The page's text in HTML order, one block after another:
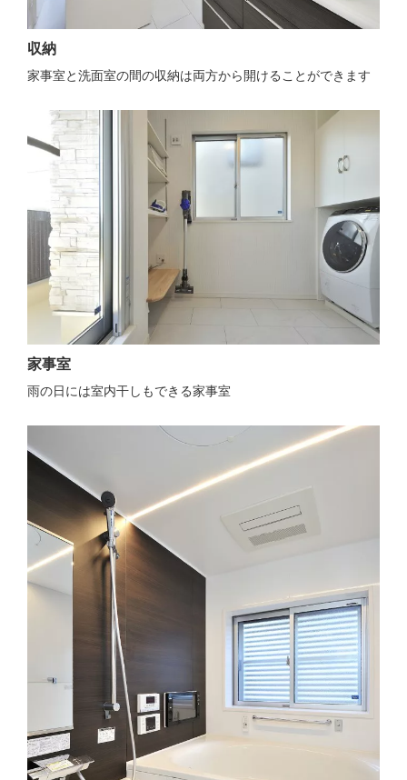
収納
家事室と洗面室の間の収納は両方から開けることができます
家事室
雨の日には室内干しもできる家事室